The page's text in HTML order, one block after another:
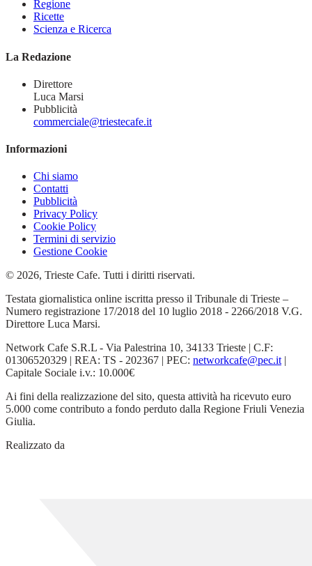
Regione
Ricette
Scienza e Ricerca
La Redazione
Direttore
Luca Marsi
Pubblicità
commerciale@triestecafe.it
Informazioni
Chi siamo
Contatti
Pubblicità
Privacy Policy
Cookie Policy
Termini di servizio
Gestione Cookie
© 2026, Trieste Cafe. Tutti i diritti riservati.
Testata giornalistica online iscritta presso il Tribunale di Trieste –
Numero registrazione 17/2018 del 10 luglio 2018 - 2266/2018 V.G.
Direttore Luca Marsi.
Network Cafe S.R.L - Via Palestrina 10, 34133 Trieste | C.F:
01306520329 | REA: TS - 202367 | PEC: networkcafe@pec.it |
Capitale Sociale i.v.: 10.000€
Ai fini della realizzazione del sito, questa attività ha ricevuto euro
5.000 come contributo a fondo perduto dalla Regione Friuli Venezia
Giulia.
Realizzato da